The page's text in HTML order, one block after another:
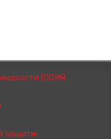
(СОЖ)
защиты